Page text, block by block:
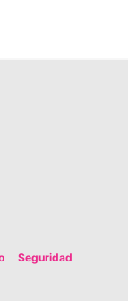
Seguridad